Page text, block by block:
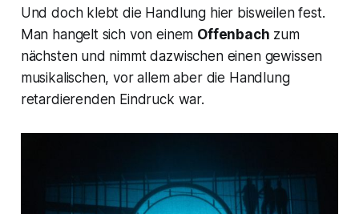
Und doch klebt die Handlung hier bisweilen fest.
Man hangelt sich von einem Offenbach zum
nächsten und nimmt dazwischen einen gewissen
musikalischen, vor allem aber die Handlung
retardierenden Eindruck war.